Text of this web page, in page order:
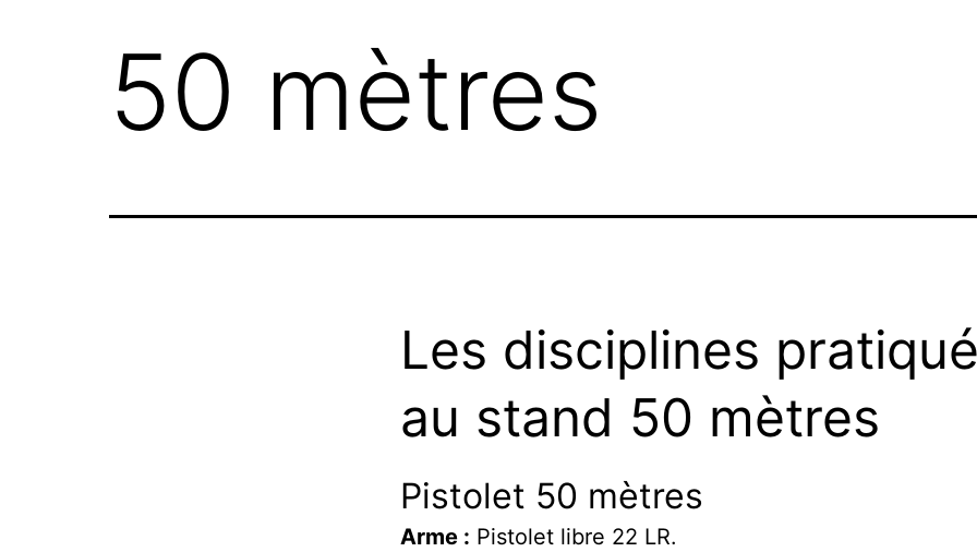
50 mètres
Les disciplines
au stand 50 mètres
Pistolet 50 mètres
Arme : Pistolet libre 22 LR.